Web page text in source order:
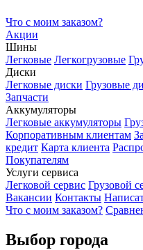
Что с моим заказом?
Акции
Шины
Легковые Легкогрузовые
Диски
Легковые диски Грузовые
Запчасти
Аккумуляторы
Легковые аккумуляторы
Корпоративным клиентам
кредит Карта клиента
Покупателям
Услуги сервиса
Легковой сервис Грузовой
Вакансии Контакты
Что с моим заказом?
Выбор города